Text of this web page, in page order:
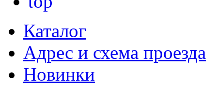
Каталог
Адрес и схема проезда
Новинки